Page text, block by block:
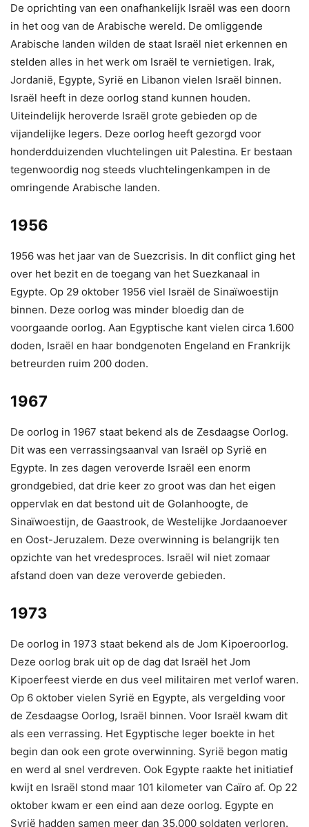
De oprichting van een onafhankelijk Israël was een doorn
in het oog van de Arabische wereld. De omliggende
Arabische landen wilden de staat Israël niet erkennen en
stelden alles in het werk om Israël te vernietigen. Irak,
Jordanië, Egypte, Syrië en Libanon vielen Israël binnen.
Israël heeft in deze oorlog stand kunnen houden.
Uiteindelijk heroverde Israël grote gebieden op de
vijandelijke legers. Deze oorlog heeft gezorgd voor
honderdduizenden vluchtelingen uit Palestina. Er bestaan
tegenwoordig nog steeds vluchtelingenkampen in de
omringende Arabische landen.
1956
1956 was het jaar van de Suezcrisis. In dit conflict ging het
over het bezit en de toegang van het Suezkanaal in
Egypte. Op 29 oktober 1956 viel Israël de Sinaïwoestijn
binnen. Deze oorlog was minder bloedig dan de
voorgaande oorlog. Aan Egyptische kant vielen circa 1.600
doden, Israël en haar bondgenoten Engeland en Frankrijk
betreurden ruim 200 doden.
1967
De oorlog in 1967 staat bekend als de Zesdaagse Oorlog.
Dit was een verrassingsaanval van Israël op Syrië en
Egypte. In zes dagen veroverde Israël een enorm
grondgebied, dat drie keer zo groot was dan het eigen
oppervlak en dat bestond uit de Golanhoogte, de
Sinaïwoestijn, de Gaastrook, de Westelijke Jordaanoever
en Oost-Jeruzalem. Deze overwinning is belangrijk ten
opzichte van het vredesproces. Israël wil niet zomaar
afstand doen van deze veroverde gebieden.
1973
De oorlog in 1973 staat bekend als de Jom Kipoeroorlog.
Deze oorlog brak uit op de dag dat Israël het Jom
Kipoerfeest vierde en dus veel militairen met verlof waren.
Op 6 oktober vielen Syrië en Egypte, als vergelding voor
de Zesdaagse Oorlog, Israël binnen. Voor Israël kwam dit
als een verrassing. Het Egyptische leger boekte in het
begin dan ook een grote overwinning. Syrië begon matig
en werd al snel verdreven. Ook Egypte raakte het initiatief
kwijt en Israël stond maar 101 kilometer van Caïro af. Op 22
oktober kwam er een eind aan deze oorlog. Egypte en
Syrië hadden samen meer dan 35.000 soldaten verloren.